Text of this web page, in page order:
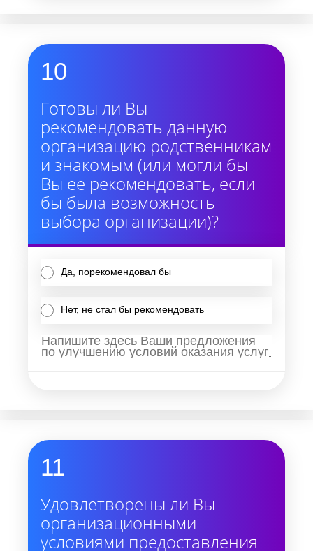
10
Готовы ли Вы
рекомендовать данную
организацию родственникам
и знакомым (или могли бы
Вы ее рекомендовать, если
бы была возможность
выбора организации)?
Да, порекомендовал бы
Нет, не стал бы рекомендовать
11
Удовлетворены ли Вы
организационными
условиями предоставления